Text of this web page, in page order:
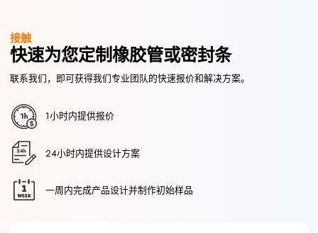
接触
快速为您定制橡胶管或密封条
联系我们，即可获得我们专业团队的快速报价和解决方案。
1小时内提供报价
24小时内提供设计方案
一周内完成产品设计并制作初始样品